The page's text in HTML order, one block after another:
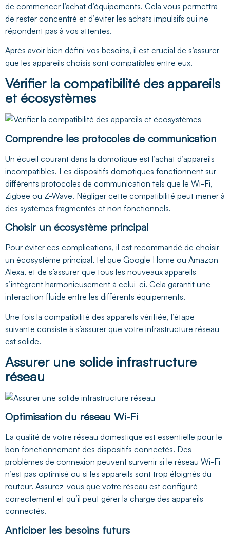
de commencer l’achat d’équipements. Cela vous permettra
de rester concentré et d’éviter les achats impulsifs qui ne
répondent pas à vos attentes.
Après avoir bien défini vos besoins, il est crucial de s’assurer
que les appareils choisis sont compatibles entre eux.
Vérifier la compatibilité des appareils
et écosystèmes
Comprendre les protocoles de communication
Un écueil courant dans la domotique est l’achat d’appareils
incompatibles. Les dispositifs domotiques fonctionnent sur
différents protocoles de communication tels que le Wi-Fi,
Zigbee ou Z-Wave. Négliger cette compatibilité peut mener à
des systèmes fragmentés et non fonctionnels.
Choisir un écosystème principal
Pour éviter ces complications, il est recommandé de choisir
un écosystème principal, tel que Google Home ou Amazon
Alexa, et de s’assurer que tous les nouveaux appareils
s’intègrent harmonieusement à celui-ci. Cela garantit une
interaction fluide entre les différents équipements.
Une fois la compatibilité des appareils vérifiée, l’étape
suivante consiste à s’assurer que votre infrastructure réseau
est solide.
Assurer une solide infrastructure
réseau
Optimisation du réseau Wi-Fi
La qualité de votre réseau domestique est essentielle pour le
bon fonctionnement des dispositifs connectés. Des
problèmes de connexion peuvent survenir si le réseau Wi-Fi
n’est pas optimisé ou si les appareils sont trop éloignés du
routeur. Assurez-vous que votre réseau est configuré
correctement et qu’il peut gérer la charge des appareils
connectés.
Anticiper les besoins futurs